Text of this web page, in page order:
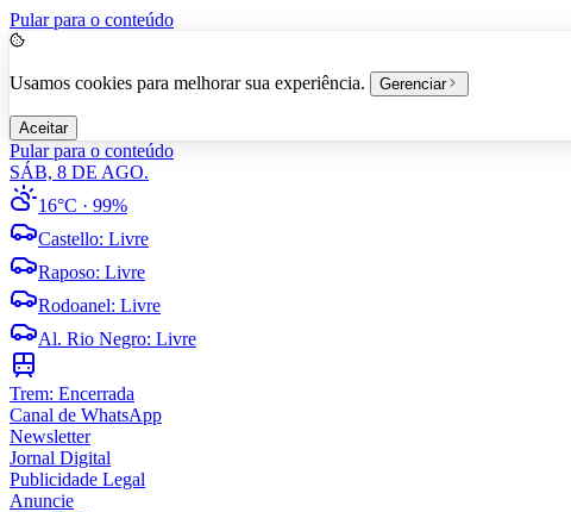
Pular para o conteúdo
Usamos cookies para melhorar sua experiência. Gerenciar
Aceitar
Pular para o conteúdo
SÁB, 8 DE AGO.
16°C · 99%
Castello: Livre
Raposo: Livre
Rodoanel: Livre
Al. Rio Negro: Livre
Trem: Encerrada
Canal de WhatsApp
Newsletter
Jornal Digital
Publicidade Legal
Anuncie